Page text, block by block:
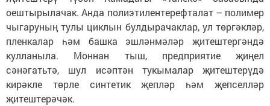
оештырылачак. Анда полиэтилентерефталат – полимер
чыгаруның тулы циклын булдырачаклар, ул төргәкләр,
пленкалар һәм башка эшләнмәләр җитештергәндә
кулланыла. Моннан тыш, предприятие җиңел
сәнәгатьтә, шул исәптән тукымалар җитештерүдә
кирәкле төрле синтетик җепләр һәм җепселләр
җитештерәчәк.